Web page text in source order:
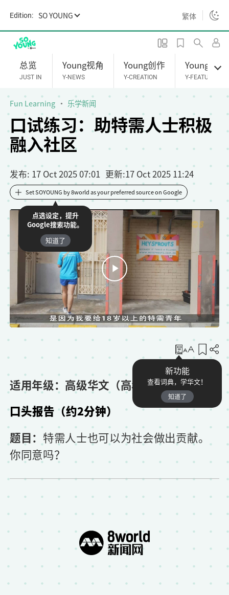
i
Edition: SO YOUNG 繁体
总览
JUST IN
Young视角
Y-NEWS
Young创作
Y-CREATION
Young专题
Y-FEATURES
口试练习：助特需人士积极
融入社区
Fun Learning 乐学新闻
发布: 17 Oct 2025 07:01 更新:17 Oct 2025 11:24
Set SOYOUNG by 8world as your preferred source on Google
点选设定，提升
Google搜索功能。
知道了
新功能
查看词典，学华文！
知道了
收藏
适用年级：高级华文（高年级）
口头报告（约2分钟）
题目： 特需人士也可以为社会做出贡献。
你同意吗？